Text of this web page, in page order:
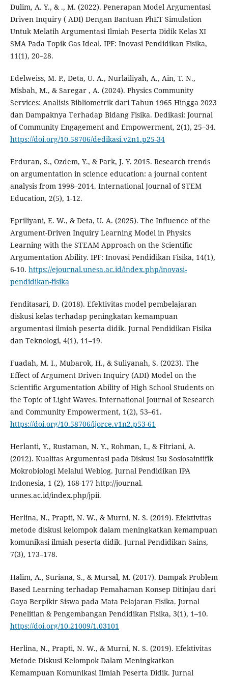
Dulim, A. Y., & ., M. (2022). Penerapan Model Argumentasi
Driven Inquiry ( ADI) Dengan Bantuan PhET Simulation
Untuk Melatih Argumentasi Ilmiah Peserta Didik Kelas XI
SMA Pada Topik Gas Ideal. IPF: Inovasi Pendidikan Fisika,
11(1), 20–28.
Edelweiss, M. P., Deta, U. A., Nurlailiyah, A., Ain, T. N.,
Misbah, M., & Saregar , A. (2024). Physics Community
Services: Analisis Bibliometrik dari Tahun 1965 Hingga 2023
dan Dampaknya Terhadap Bidang Fisika. Dedikasi: Journal
of Community Engagement and Empowerment, 2(1), 25–34.
https://doi.org/10.58706/dedikasi.v2n1.p25-34
Erduran, S., Ozdem, Y., & Park, J. Y. 2015. Research trends
on argumentation in science education: a journal content
analysis from 1998–2014. International Journal of STEM
Education, 2(5), 1-12.
Epriliyani, E. W., & Deta, U. A. (2025). The Influence of the
Argument-Driven Inquiry Learning Model in Physics
Learning with the STEAM Approach on the Scientific
Argumentation Ability. IPF: Inovasi Pendidikan Fisika, 14(1),
6-10. https://ejournal.unesa.ac.id/index.php/inovasi-
pendidikan-fisika
Fenditasari, D. (2018). Efektivitas model pembelajaran
diskusi kelas terhadap peningkatan kemampuan
argumentasi ilmiah peserta didik. Jurnal Pendidikan Fisika
dan Teknologi, 4(1), 11–19.
Fuadah, M. I., Mubarok, H., & Suliyanah, S. (2023). The
Effect of Argument Driven Inquiry (ADI) Model on the
Scientific Argumentation Ability of High School Students on
the Topic of Light Waves. International Journal of Research
and Community Empowerment, 1(2), 53–61.
https://doi.org/10.58706/ijorce.v1n2.p53-61
Herlanti, Y., Rustaman, N. Y., Rohman, I., & Fitriani, A.
(2012). Kualitas Argumentasi pada Diskusi Isu Sosiosaintifik
Mokrobiologi Melalui Weblog. Jurnal Pendidikan IPA
Indonesia, 1 (2), 168-177 http://journal.
unnes.ac.id/index.php/jpii.
Herlina, N., Prapti, N. W., & Murni, N. S. (2019). Efektivitas
metode diskusi kelompok dalam meningkatkan kemampuan
komunikasi ilmiah peserta didik. Jurnal Pendidikan Sains,
7(3), 173–178.
Halim, A., Suriana, S., & Mursal, M. (2017). Dampak Problem
Based Learning terhadap Pemahaman Konsep Ditinjau dari
Gaya Berpikir Siswa pada Mata Pelajaran Fisika. Jurnal
Penelitian & Pengembangan Pendidikan Fisika, 3(1), 1–10.
https://doi.org/10.21009/1.03101
Herlina, N., Prapti, N. W., & Murni, N. S. (2019). Efektivitas
Metode Diskusi Kelompok Dalam Meningkatkan
Kemampuan Komunikasi Ilmiah Peserta Didik. Jurnal